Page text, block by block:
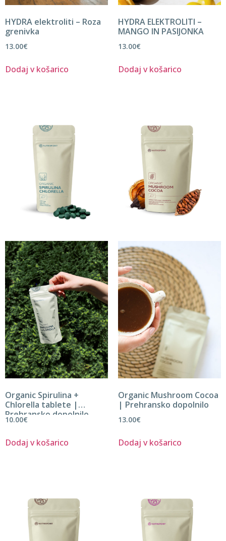
HYDRA elektroliti – Roza
grenivka
13.00€
Dodaj v košarico
HYDRA ELEKTROLITI –
MANGO IN PASIJONKA
13.00€
Dodaj v košarico
Organic Spirulina +
Chlorella tablete |
Prehransko dopolnilo
10.00€
Dodaj v košarico
Organic Mushroom Cocoa
| Prehransko dopolnilo
13.00€
Dodaj v košarico